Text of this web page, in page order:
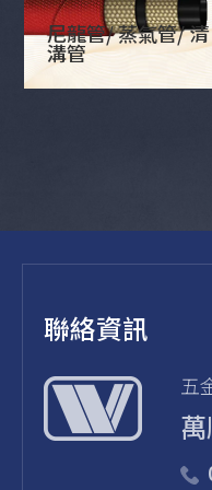
尼龍管/ 蒸氣管/ 清
溝管
聯絡資訊
五